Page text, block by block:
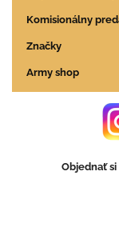
Komisionálny
Značky
Army shop
Objednať